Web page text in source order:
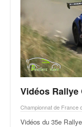
Vidéos Rallye
Championnat de France
Vidéos du 35e